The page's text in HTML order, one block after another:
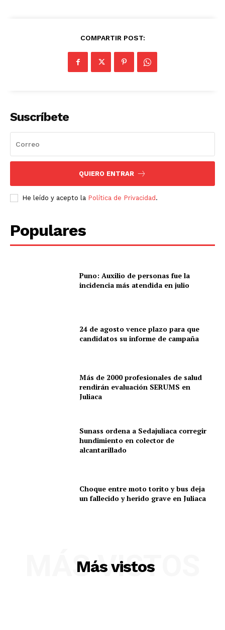
Diario los Andes
Nosotros
Prensa
COMPARTIR POST:
Suscríbete
QUIERO ENTRAR
He leído y acepto la Política de Privacidad .
Populares
Puno: Auxilio de personas fue la
incidencia más atendida en julio
24 de agosto vence plazo para que
candidatos su informe de campaña
Más de 2000 profesionales de salud
rendirán evaluación SERUMS en
Juliaca
Sunass ordena a Sedajuliaca corregir
hundimiento en colector de
alcantarillado
Choque entre moto torito y bus deja
un fallecido y herido grave en Juliaca
Más vistos
MÁS VISTOS